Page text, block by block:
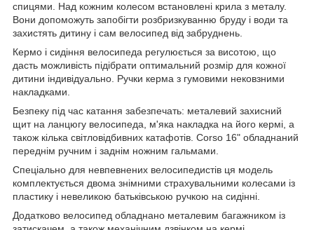
спицями. Над кожним колесом встановлені крила з металу.
Вони допоможуть запобігти розбризкуванню бруду і води та
захистять дитину і сам велосипед від забруднень.
Кермо і сидіння велосипеда регулюється за висотою, що
дасть можливість підібрати оптимальний розмір для кожної
дитини індивідуально. Ручки керма з гумовими нековзними
накладками.
Безпеку під час катання забезпечать: металевий захисний
щит на ланцюгу велосипеда, м'яка накладка на його кермі, а
також кілька світловідбивних катафотів. Corso 16" обладнаний
переднім ручним і заднім ножним гальмами.
Спеціально для невпевнених велосипедистів ця модель
комплектується двома знімними страхувальними колесами із
пластику і невеликою батьківською ручкою на сидінні.
Додатково велосипед обладнано металевим багажником із